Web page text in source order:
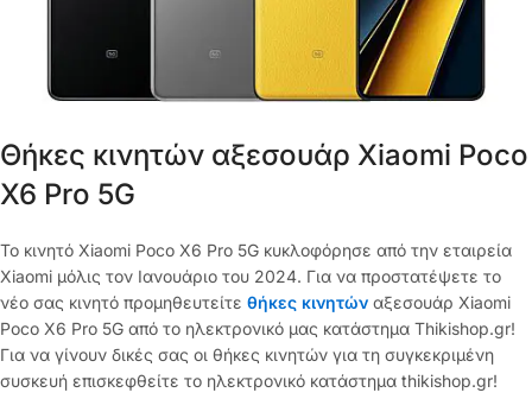
Θήκες κινητών αξεσουάρ Xiaomi Poco
X6 Pro 5G
Το κινητό Xiaomi Poco X6 Pro 5G κυκλοφόρησε από την εταιρεία
Xiaomi μόλις τον Ιανουάριο του 2024. Για να προστατέψετε το
νέο σας κινητό προμηθευτείτε θήκες κινητών αξεσουάρ Xiaomi
Poco X6 Pro 5G από το ηλεκτρονικό μας κατάστημα Thikishop.gr!
Για να γίνουν δικές σας οι θήκες κινητών για τη συγκεκριμένη
συσκευή επισκεφθείτε το ηλεκτρονικό κατάστημα thikishop.gr!